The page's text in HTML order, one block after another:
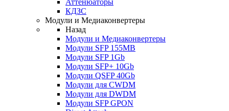
Аттенюаторы
КДЗС
Модули и Медиаконвертеры
Назад
Модули и Медиаконвертеры
Модули SFP 155MB
Модули SFP 1Gb
Модули SFP+ 10Gb
Модули QSFP 40Gb
Модули для CWDM
Модули для DWDM
Модули SFP GPON